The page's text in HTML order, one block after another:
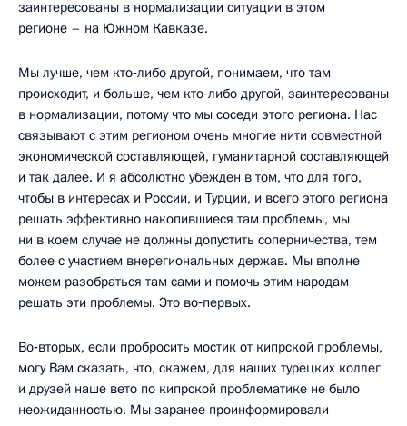
заинтересованы в нормализации ситуации в этом
регионе – на Южном Кавказе.
Мы лучше, чем кто‑либо другой, понимаем, что там
происходит, и больше, чем кто‑либо другой, заинтересованы
в нормализации, потому что мы соседи этого региона. Нас
связывают с этим регионом очень многие нити совместной
экономической составляющей, гуманитарной составляющей
и так далее. И я абсолютно убежден в том, что для того,
чтобы в интересах и России, и Турции, и всего этого региона
решать эффективно накопившиеся там проблемы, мы
ни в коем случае не должны допустить соперничества, тем
более с участием внерегиональных держав. Мы вполне
можем разобраться там сами и помочь этим народам
решать эти проблемы. Это во‑первых.
Во‑вторых, если пробросить мостик от кипрской проблемы,
могу Вам сказать, что, скажем, для наших турецких коллег
и друзей наше вето по кипрской проблематике не было
неожиданностью. Мы заранее проинформировали